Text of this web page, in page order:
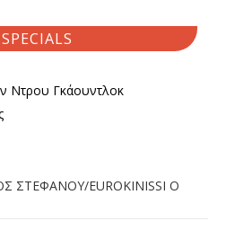
Ντρου Γκάουντλοκ
ΣΤΕΦΑΝΟΥ/EUROKINISSI Ο